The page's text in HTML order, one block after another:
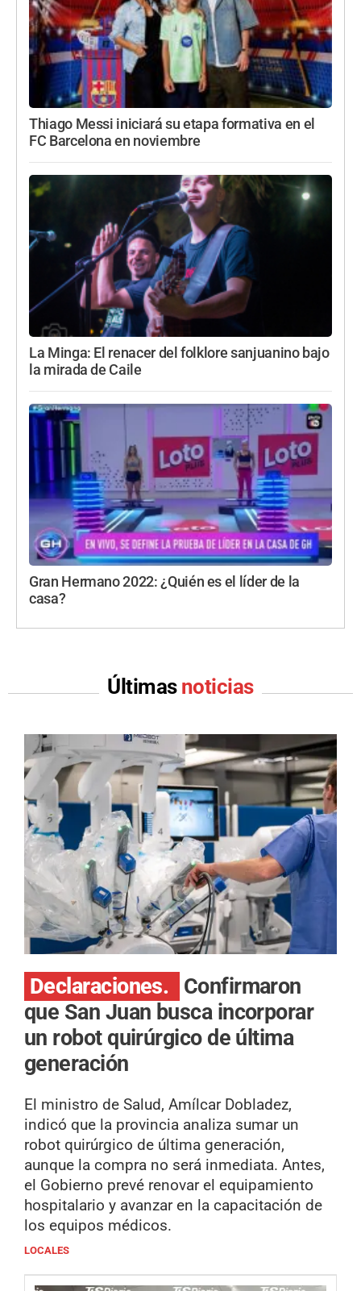
Thiago Messi iniciará su etapa formativa en el
FC Barcelona en noviembre
La Minga: El renacer del folklore sanjuanino bajo
la mirada de Caile
Gran Hermano 2022: ¿Quién es el líder de la
casa?
Últimas noticias
Declaraciones.
Confirmaron
que San Juan busca incorporar
un robot quirúrgico de última
generación
El ministro de Salud, Amílcar Dobladez,
indicó que la provincia analiza sumar un
robot quirúrgico de última generación,
aunque la compra no será inmediata. Antes,
el Gobierno prevé renovar el equipamiento
hospitalario y avanzar en la capacitación de
los equipos médicos.
LOCALES